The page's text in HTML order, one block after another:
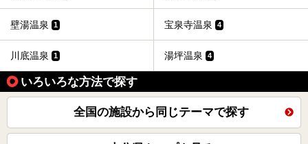
壁湯温泉 1 宝泉寺温泉 4
川底温泉 1 湯坪温泉 4
いろいろな方法で探す
全国の施設から同じテーマで探す